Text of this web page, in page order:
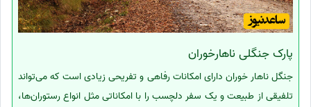
پارک جنگلی ناهارخوران
جنگل ناهار خوران دارای امکانات رفاهی و تفریحی زیادی است که می‌تواند
تلفیقی از طبیعت و یک سفر دلچسب را با امکاناتی مثل انواع رستوران‌ها،